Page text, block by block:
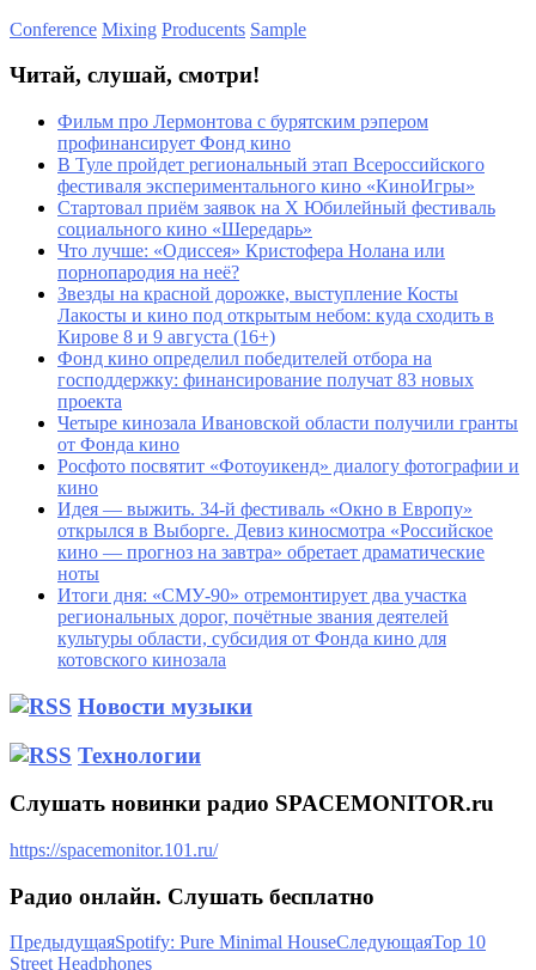
Conference Mixing Producents Sample
Читай, слушай, смотри!
Фильм про Лермонтова с бурятским рэпером
профинансирует Фонд кино
В Туле пройдет региональный этап Всероссийского
фестиваля экспериментального кино «КиноИгры»
Стартовал приём заявок на X Юбилейный фестиваль
социального кино «Шередарь»
Что лучше: «Одиссея» Кристофера Нолана или
порнопародия на неё?
Звезды на красной дорожке, выступление Косты
Лакосты и кино под открытым небом: куда сходить в
Кирове 8 и 9 августа (16+)
Фонд кино определил победителей отбора на
господдержку: финансирование получат 83 новых
проекта
Четыре кинозала Ивановской области получили гранты
от Фонда кино
Росфото посвятит «Фотоуикенд» диалогу фотографии и
кино
Идея — выжить. 34-й фестиваль «Окно в Европу»
открылся в Выборге. Девиз киносмотра «Российское
кино — прогноз на завтра» обретает драматические
ноты
Итоги дня: «СМУ-90» отремонтирует два участка
региональных дорог, почётные звания деятелей
культуры области, субсидия от Фонда кино для
котовского кинозала
Новости музыки
Технологии
Слушать новинки радио SPACEMONITOR.ru
https://spacemonitor.101.ru/
Радио онлайн. Слушать бесплатно
ПредыдущаяSpotify: Pure Minimal HouseСледующаяTop 10
Street Headphones